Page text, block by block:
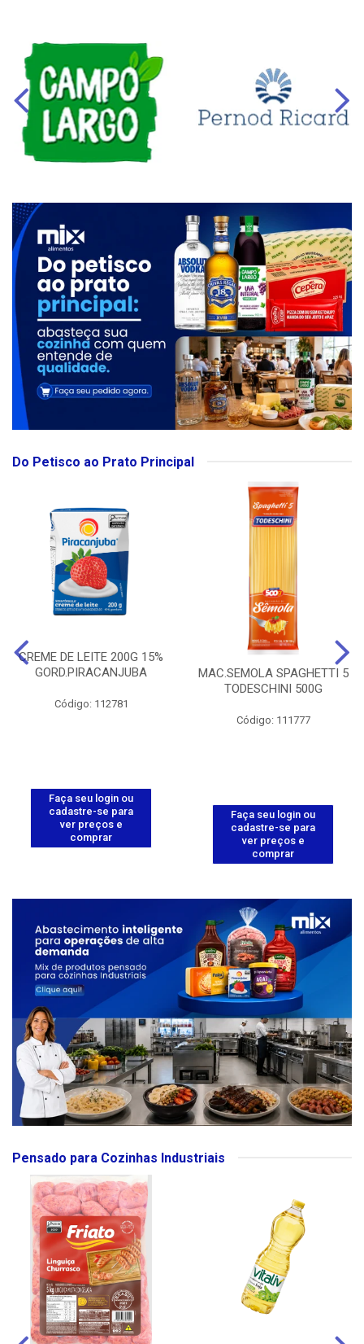
Do Petisco ao Prato Principal
CREME DE LEITE 200G 15%
GORD.PIRACANJUBA
Código: 112781
Faça seu login ou
cadastre-se para
ver preços e
comprar
MAC.SEMOLA SPAGHETTI 5
TODESCHINI 500G
Código: 111777
Faça seu login ou
cadastre-se para
ver preços e
comprar
Pensado para Cozinhas Industriais